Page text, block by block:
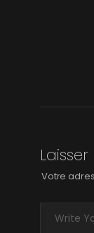
Votre